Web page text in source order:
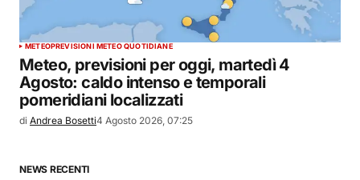
METEOPREVISIONI METEO QUOTIDIANE
Meteo, previsioni per oggi, martedì 4
Agosto: caldo intenso e temporali
pomeridiani localizzati
di Andrea Bosetti4 Agosto 2026, 07:25
NEWS RECENTI